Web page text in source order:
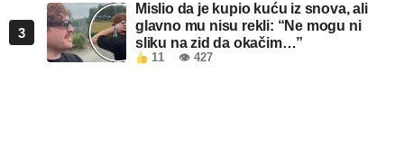
3
Mislio da je kupio kuću iz snova, ali
glavno mu nisu rekli: “Ne mogu ni
sliku na zid da okačim…”
11 👁 427